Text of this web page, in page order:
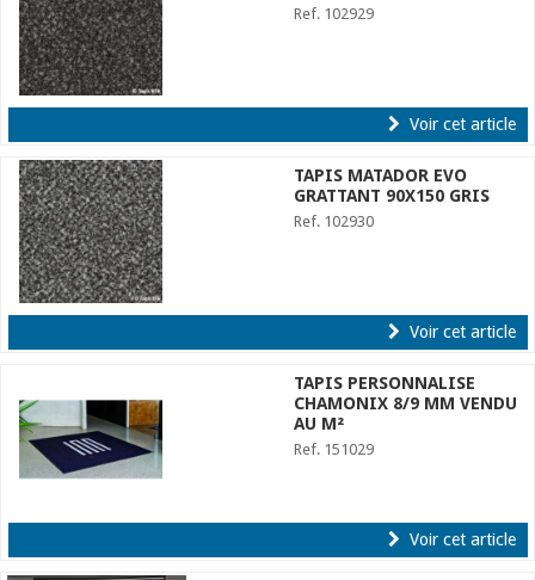
Ref. 102929
Voir cet article
TAPIS MATADOR EVO
GRATTANT 90X150 GRIS
Ref. 102930
Voir cet article
TAPIS PERSONNALISE
CHAMONIX 8/9 MM VENDU
AU M²
Ref. 151029
Voir cet article